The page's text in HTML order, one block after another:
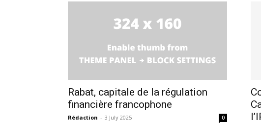
Rabat, capitale de la régulation
financière francophone
Rédaction - 3 July 2025 0